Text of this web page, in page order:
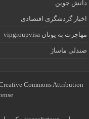
دانش جوین
اخبار گردشگری اقتصادی
مهاجرت به یونان vipgroupvisa
صندلی ماساژ
Commons Attribution
©️